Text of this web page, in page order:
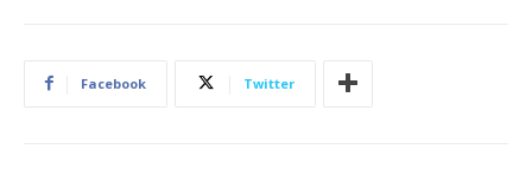
Facebook Twitter